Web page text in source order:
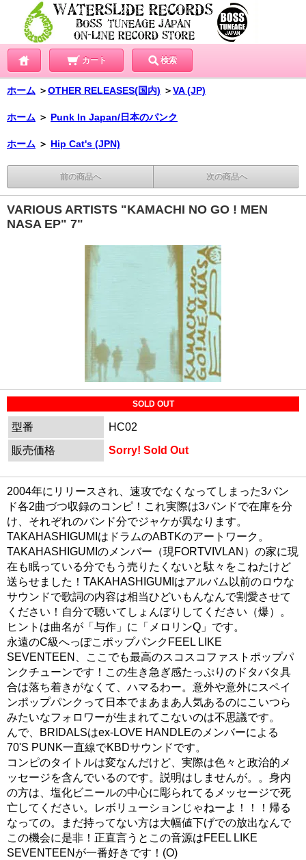
カート 検索
ホーム ＞OTHER RELEASES(国内) ＞VA (JP)
ホーム ＞ Punk In Japan/日本のパンク
ホーム ＞ Hip Cat's (JPN)
前の商品へ 次の商品へ
VARIOUS ARTISTS "KAMACHI NO GO ! MEN
NASA EP" 7"
SOLD OUT
型番
HC02
販売価格
Sorry! Sold Out
2004年にリリースされ、速攻でなくなってしまった3バン
ド各2曲づつ収録のコンピ！これ実際は3バンドで在庫を分
け、それぞれのバンド分でジャケが異なります。
TAKAHASHIGUMIはドラムのABTKのアートワーク。
TAKAHASHIGUMIのメンバー（現FORTVIVLAN）の家に現
在も眠っている分でもう売りたくないと駄々をこねたけど
送らせました！TAKAHASHIGUMIはアルバム以前のロウな
サウンドで歌詞の内容は相当ひどいもんなんで割愛させて
ください！自分で聴いてしょんぼりしてください（爆）。
ヒントは曲名が「与作」に「メロリンQ」です。
永遠のC級へっぽこポップパンクFEEL LIKE
SEVENTEEN、ここでも最高のスコスコファストポップパ
ンクチューンです！この生き急ぎ感たっぷりのドタバタ具
合は落ち着きがなくて、ハマるわー。意外や意外にスペイ
ンポップパンクって日本でまあまあ人気あるのにこいつら
みたいなフォロワーが生まれてこないのは不思議です。
んで、BRIDALSはex-LOVE HANDLEのメンバーによる
70'S PUNK一直線でKBDサウンドです。
コンピのタイトルは変なんだけど、実際は色々と政治的メ
ッセージを含んでいるのです。説明はしませんが。。身内
の方は、塩化ビニールの中心に彫られてるメッセージで死
亡してください。レボリューションじゃねーよ！！！帰る
なっての。まだ持ってない方は大幅値下げでの放出なんで
この機会に是非！正直言うとこの音源はFEEL LIKE
SEVENTEENが一番好きです！(O)